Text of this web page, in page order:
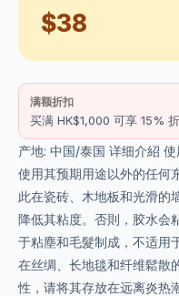
$38
满额折扣
买满 HK$1,000 可享 15%
产地: 中国/泰国 详细介紹
使用其预期用途以外的任何
此在瓷砖、木地板和光滑的
降低其粘度。否則，胶水会
于粘塵和毛髮制成，不适用
在丝绸、长地毯和纤维鬆散
性，请将其存放在远离炎热